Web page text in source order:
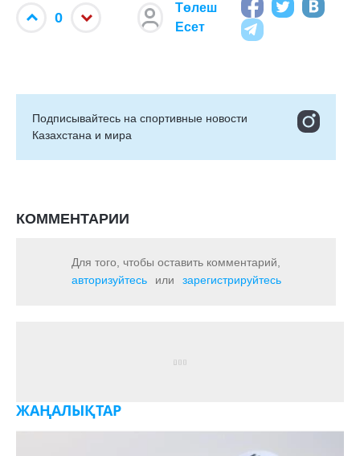
0
Төлеш
Есет
Подписывайтесь на cпортивные новости
Казахстана и мира
КОММЕНТАРИИ
Для того, чтобы оставить комментарий,
авторизуйтесь
или зарегистрируйтесь
ЖАҢАЛЫҚТАР